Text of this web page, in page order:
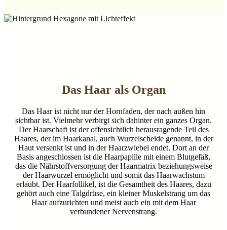
Das Haar als Organ
Das Haar ist nicht nur der Hornfaden, der nach außen hin
sichtbar ist. Vielmehr verbirgt sich dahinter ein ganzes Organ.
Der Haarschaft ist der offensichtlich herausragende Teil des
Haares, der im Haarkanal, auch Wurzelscheide genannt, in der
Haut versenkt ist und in der Haarzwiebel endet. Dort an der
Basis angeschlossen ist die Haarpapille mit einem Blutgefäß,
das die Nährstoffversorgung der Haarmatrix beziehungsweise
der Haarwurzel ermöglicht und somit das Haarwachstum
erlaubt. Der Haarfollikel, ist die Gesamtheit des Haares, dazu
gehört auch eine Talgdrüse, ein kleiner Muskelstrang um das
Haar aufzurichten und meist auch ein mit dem Haar
verbundener Nervenstrang.